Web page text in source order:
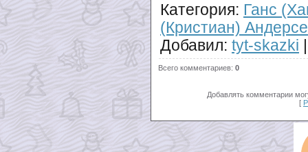
Категория: Ганс
(Кристиан)
Добавил: tyt-skazki
Всего комментариев: 0
Добавлять комментарии
[